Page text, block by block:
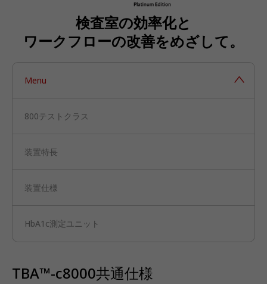
検査室の効率化と
ワークフローの改善をめざして。
Menu
800テストクラス
装置特長
装置仕様
HbA1c測定ユニット
TBA™-c8000共通仕様